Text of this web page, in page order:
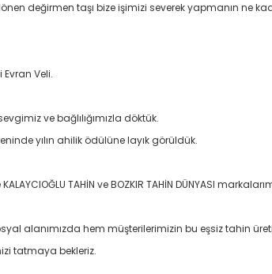
değirmen taşı bize işimizi severek yapmanın ne
Veli.
ve bağlılığımızla döktük.
yılın ahilik ödülüne layık görüldük.
TAHİN ve BOZKIR TAHİN DÜNYASI
alanımızda hem müşterilerimizin bu eşsiz tahin
tatmaya bekleriz.